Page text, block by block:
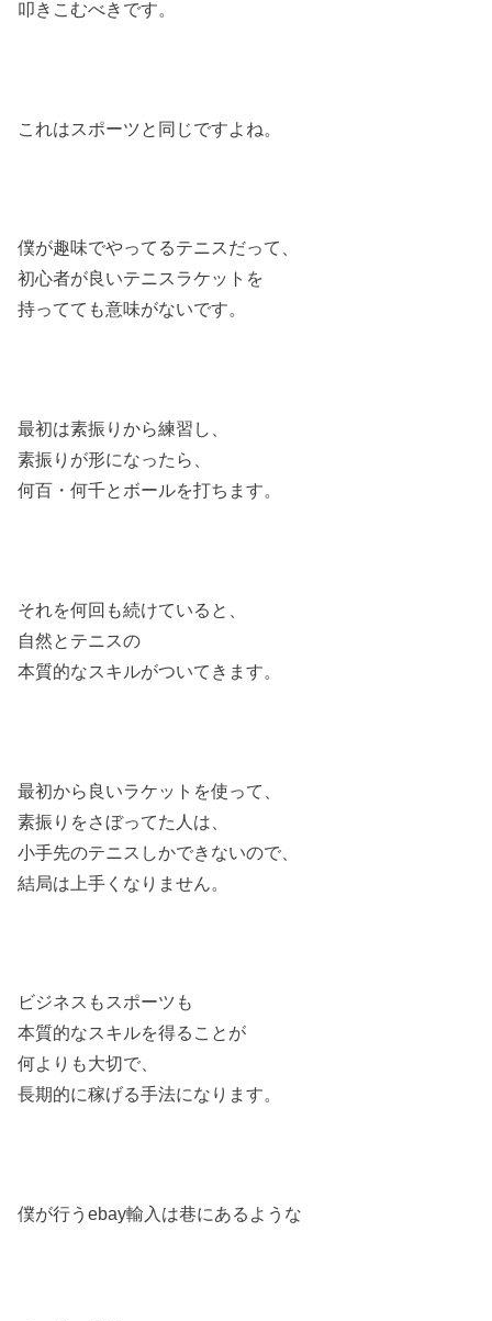
叩きこむべきです。
これはスポーツと同じですよね。
僕が趣味でやってるテニスだって、
初心者が良いテニスラケットを
持ってても意味がないです。
最初は素振りから練習し、
素振りが形になったら、
何百・何千とボールを打ちます。
それを何回も続けていると、
自然とテニスの
本質的なスキルがついてきます。
最初から良いラケットを使って、
素振りをさぼってた人は、
小手先のテニスしかできないので、
結局は上手くなりません。
ビジネスもスポーツも
本質的なスキルを得ることが
何よりも大切で、
長期的に稼げる手法になります。
僕が行うebay輸入は巷にあるような